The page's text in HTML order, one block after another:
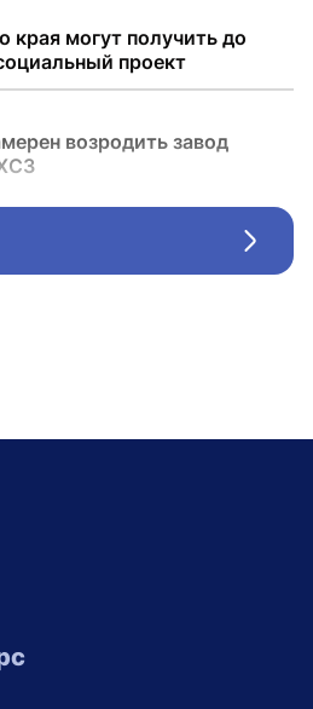
края могут получить до
проект
возродить завод